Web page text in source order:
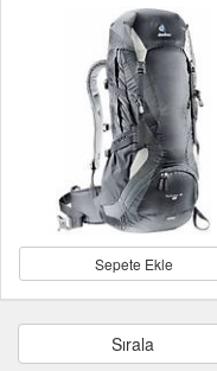
Sepete Ekle
Sırala